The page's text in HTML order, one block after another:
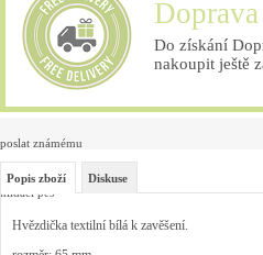
Do získání
nakoupit ještě
poslat známému
hlídací pes
Popis zboží Diskuse
Hvězdička textilní bílá k zavěšení.